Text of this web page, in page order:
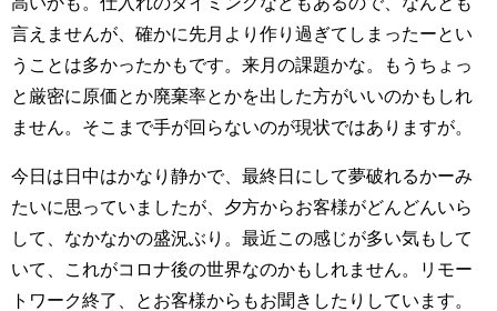
言えませんが、確かに先月より作り過ぎてしまったーとい
うことは多かったかもです。来月の課題かな。もうちょっ
と厳密に原価とか廃棄率とかを出した方がいいのかもしれ
ません。そこまで手が回らないのが現状ではありますが。
今日は日中はかなり静かで、最終日にして夢破れるかーみ
たいに思っていましたが、夕方からお客様がどんどんいら
して、なかなかの盛況ぶり。最近この感じが多い気もして
いて、これがコロナ後の世界なのかもしれません。リモー
トワーク終了、とお客様からもお聞きしたりしています。